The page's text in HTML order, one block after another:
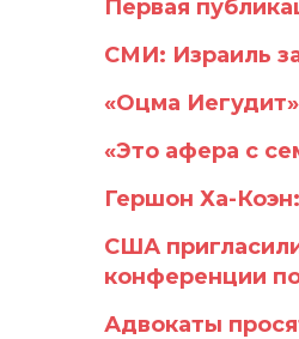
Первая
СМИ: Израиль
«Оцма
«Это афера с
Гершон Ха-
США
конференции
Адвокаты